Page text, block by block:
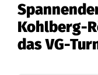
Kohlberg-
das VG-